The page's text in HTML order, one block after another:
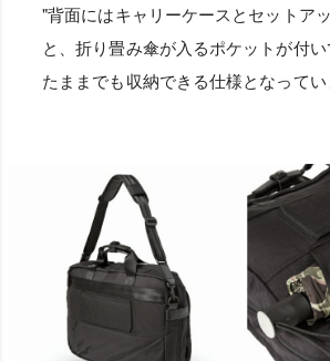
"背面にはキャリーケースとセットア
と、折り畳み傘が入るポケットが付
たままでも収納できる仕様となって